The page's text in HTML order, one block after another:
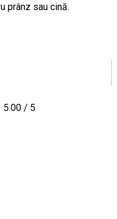
prânz sau cină.
5.00 / 5